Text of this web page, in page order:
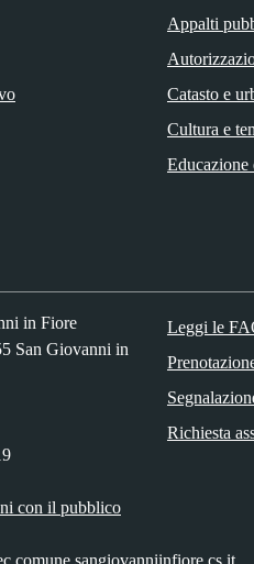
Appalti
Catasto e
Cultura e
Educazione
in Fiore
San Giovanni in
con il pubblico
Leggi le
Richiesta